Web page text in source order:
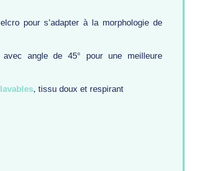
pour s’adapter à la morphologie de
angle de 45° pour une meilleure
, tissu doux et respirant